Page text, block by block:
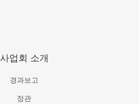
사업회 소개
경과보고
정관